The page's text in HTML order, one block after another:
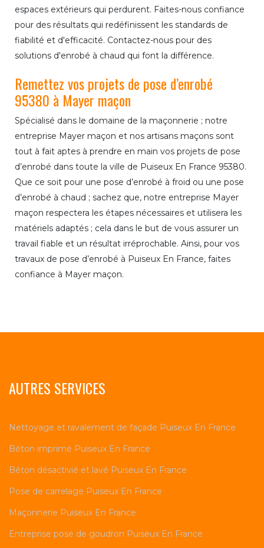
espaces extérieurs qui perdurent. Faites-nous confiance
pour des résultats qui redéfinissent les standards de
fiabilité et d'efficacité. Contactez-nous pour des
solutions d'enrobé à chaud qui font la différence.
Remettez vos projets de pose d’enrobé
95380 à Mayer maçon
Spécialisé dans le domaine de la maçonnerie ; notre
entreprise Mayer maçon et nos artisans maçons sont
tout à fait aptes à prendre en main vos projets de pose
d’enrobé dans toute la ville de Puiseux En France 95380.
Que ce soit pour une pose d’enrobé à froid ou une pose
d’enrobé à chaud ; sachez que, notre entreprise Mayer
maçon respectera les étapes nécessaires et utilisera les
matériels adaptés ; cela dans le but de vous assurer un
travail fiable et un résultat irréprochable. Ainsi, pour vos
travaux de pose d’enrobé à Puiseux En France, faites
confiance à Mayer maçon.
AUTRES SERVICES
Nettoyage et ravalement de façade Puiseux En France
Béton imprimé Puiseux En France
Béton désactivié et lavé Puiseux En France
Pose de carrelage Puiseux En France
Maçonnerie Puiseux En France
Entreprise pose de goudron Puiseux En France